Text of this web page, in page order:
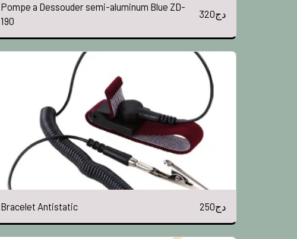
Pompe a Dessouder semi-aluminum Blue ZD-
190
320دج
Bracelet Antistatic 250دج